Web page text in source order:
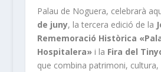
Palau de Noguera, celebrarà
de juny, la tercera edició de la
Rememoració Històrica
Hospitalera»i la Fira del
que combina patrimoni,